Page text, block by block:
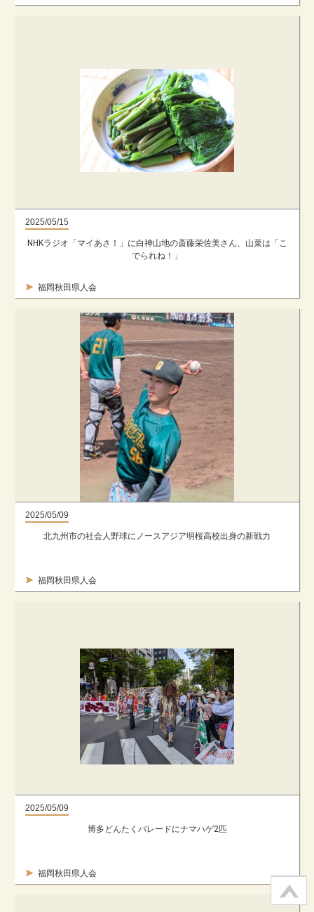
2025/05/15
福岡秋田県人会
NHKラジオ「マイあさ！」に白神山地の斎藤栄佐美さん、山菜は「こ
でられね！」
2025/05/09
福岡秋田県人会
北九州市の社会人野球にノースアジア明桜高校出身の新戦力
2025/05/09
福岡秋田県人会
博多どんたくパレードにナマハゲ2匹